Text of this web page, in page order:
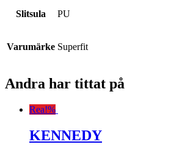
Slitsula PU
Varumärke Superfit
Andra har tittat på
Rea!%
KENNEDY